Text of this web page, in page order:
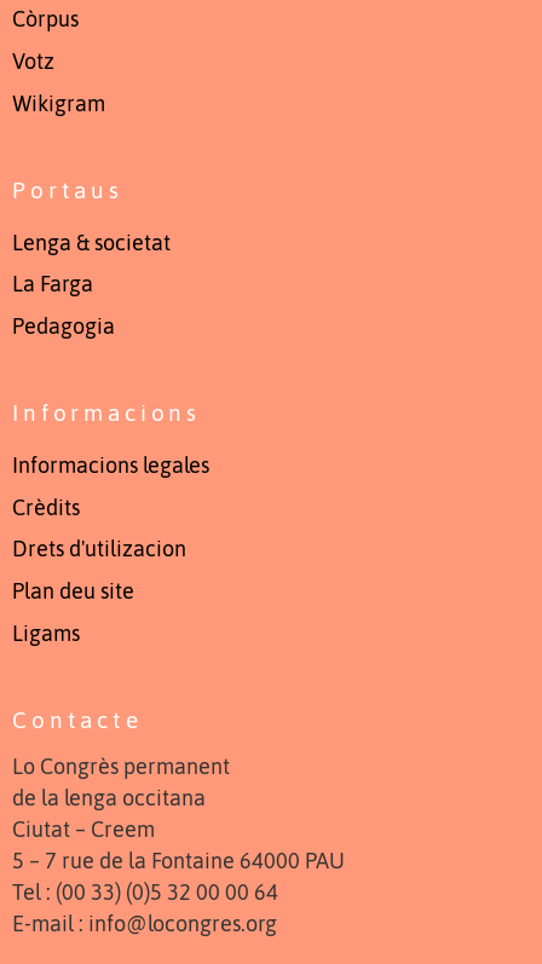
Còrpus
Votz
Wikigram
Portaus
Lenga & societat
La Farga
Pedagogia
Informacions
Informacions legales
Crèdits
Drets d'utilizacion
Plan deu site
Ligams
Contacte
Lo Congrès permanent
de la lenga occitana
Ciutat – Creem
5 – 7 rue de la Fontaine 64000 PAU
Tel : (00 33) (0)5 32 00 00 64
E-mail : info@locongres.org